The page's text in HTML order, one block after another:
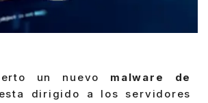
un nuevo malware de
dirigido a los servidores